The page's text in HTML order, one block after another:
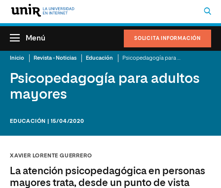
SOLICITA INFORMACIÓN
Menú
Inicio Revista - Noticias Educación
Psicopedagogía para adultos
mayores
EDUCACIÓN | 15/04/2020
XAVIER LORENTE GUERRERO
La atención psicopedagógica en personas
mayores trata, desde un punto de vista